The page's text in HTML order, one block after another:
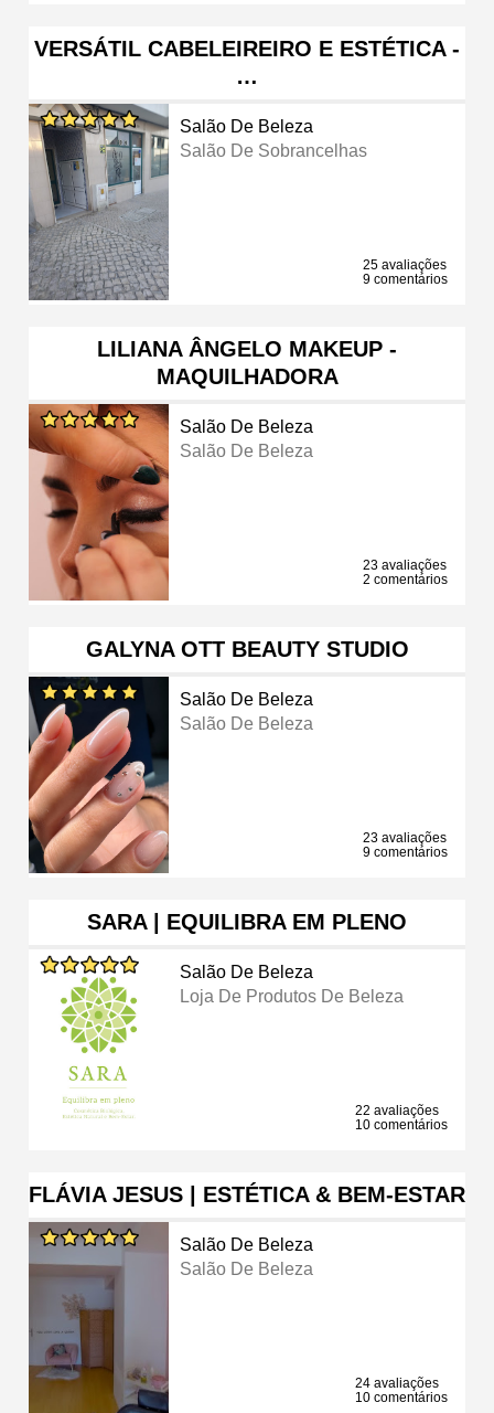
VERSÁTIL CABELEIREIRO E ESTÉTICA -
…
Salão De Beleza
Salão De Sobrancelhas
25 avaliações
9 comentários
LILIANA ÂNGELO MAKEUP -
MAQUILHADORA
Salão De Beleza
Salão De Beleza
23 avaliações
2 comentários
GALYNA OTT BEAUTY STUDIO
Salão De Beleza
Salão De Beleza
23 avaliações
9 comentários
SARA | EQUILIBRA EM PLENO
Salão De Beleza
Loja De Produtos De Beleza
22 avaliações
10 comentários
FLÁVIA JESUS | ESTÉTICA & BEM-ESTAR
Salão De Beleza
Salão De Beleza
24 avaliações
10 comentários